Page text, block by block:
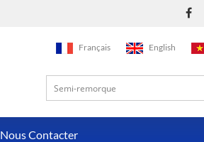
Français English
Nous Contacter